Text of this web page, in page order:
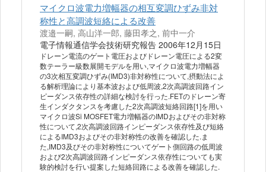
マイクロ波電力増幅器の相互変調ひずみ非対
称性と高調波短絡による改善
渡邉一嗣, 高山洋一郎, 藤田孝之, 前中一介
電子情報通信学会技術研究報告 2006年12月15日
ドレーン電流のゲート電圧およびドレーン電圧による2変
数テーラー級数展開モデルを用い,マイクロ波電力増幅器
の3次相互変調ひずみ(IMD3)非対称性について,摂動法によ
る解析理論により基本波および低周波,2次高調波回路イン
ピーダンス依存性の詳細な検討を行った.FETのドレーン寄
生インダクタンスを考慮した2次高調波短絡回路[1]を用い
マイクロ波Si MOSFET電力増幅器のIMDおよびその非対称
性について,2次高調波回路インピーダンス依存性及び短絡
によるIMD3およびその非対称性の改善を確認した.ま
た,IMD3及びその非対称性についてゲート側回路の低周波
および2次高調波回路インピーダンス依存性についても実
験的検討を行い提案した短絡回路による改善を確認した.